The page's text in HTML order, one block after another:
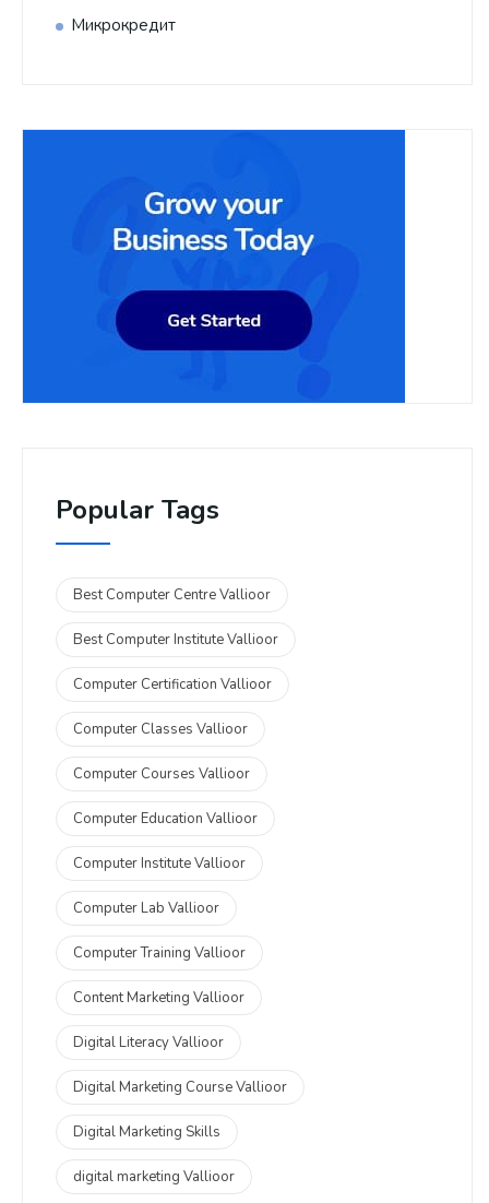
Микрокредит
Popular Tags
Best Computer Centre Vallioor
Best Computer Institute Vallioor
Computer Certification Vallioor
Computer Classes Vallioor
Computer Courses Vallioor
Computer Education Vallioor
Computer Institute Vallioor
Computer Lab Vallioor
Computer Training Vallioor
Content Marketing Vallioor
Digital Literacy Vallioor
Digital Marketing Course Vallioor
Digital Marketing Skills
digital marketing Vallioor